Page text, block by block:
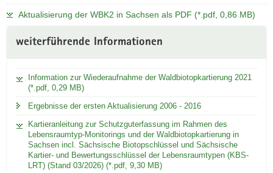
der
Waldbiotopkartierung
(WBK2)
nach
erste
Jahreszahl
innerhalb
eines
TK25-
Blattes
Abschluss
Aktualisierung der WBK2 in Sachsen als PDF (*.pdf, 0,86 MB)
Information
weiterführende Informationen
Information zur Wiederaufnahme der Waldbiotopkartierung 2021
(*.pdf, 0,29 MB)
Ergebnisse der ersten Aktualisierung 2006 - 2016
Kartieranleitung zur Schutzguterfassung im Rahmen des
Lebensraumtyp-Monitorings und der Waldbiotopkartierung in
Sachsen incl. Sächsische Biotopschlüssel und Sächsische
Kartier- und Bewertungsschlüssel der Lebensraumtypen (KBS-
LRT) (Stand 03/2026) (*.pdf, 9,30 MB)